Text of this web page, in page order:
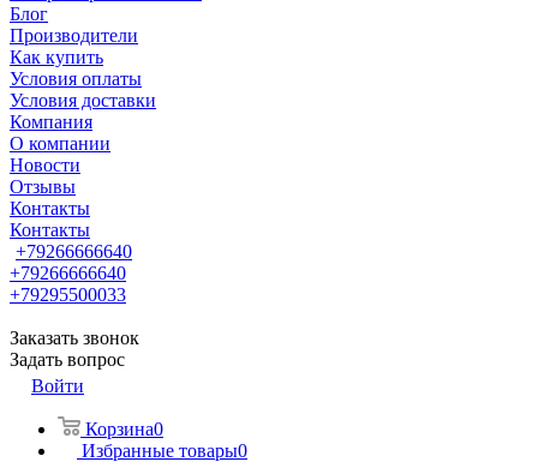
Блог
Производители
Как купить
Условия оплаты
Условия доставки
Компания
О компании
Новости
Отзывы
Контакты
Контакты
+79266666640
+79266666640
+79295500033
Заказать звонок
Задать вопрос
Войти
Корзина0
Избранные товары0